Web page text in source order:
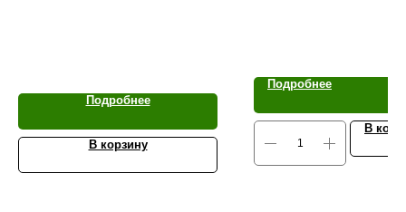
Подробнее
В корзину
Подробнее
В